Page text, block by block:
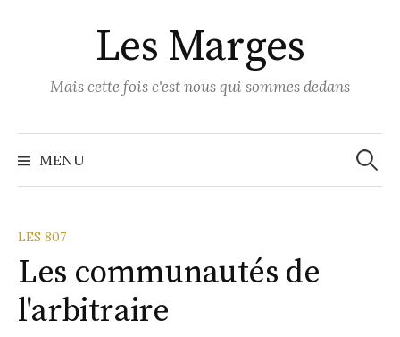
Les Marges
Mais cette fois c'est nous qui sommes dedans
MENU
LES 807
Les communautés de
l'arbitraire